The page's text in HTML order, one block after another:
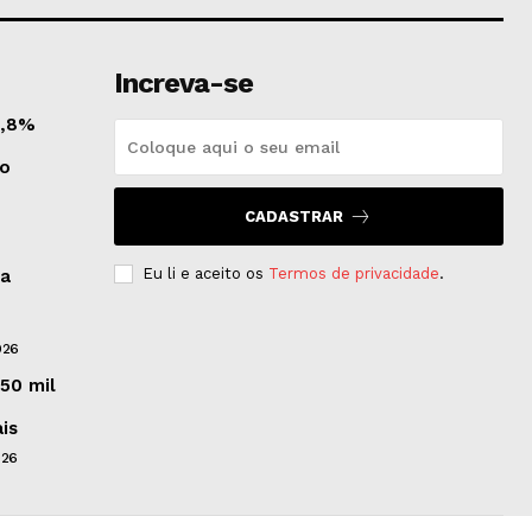
mil
Increva-se
CADASTRAR
Eu li e aceito os Termos de privacidade.